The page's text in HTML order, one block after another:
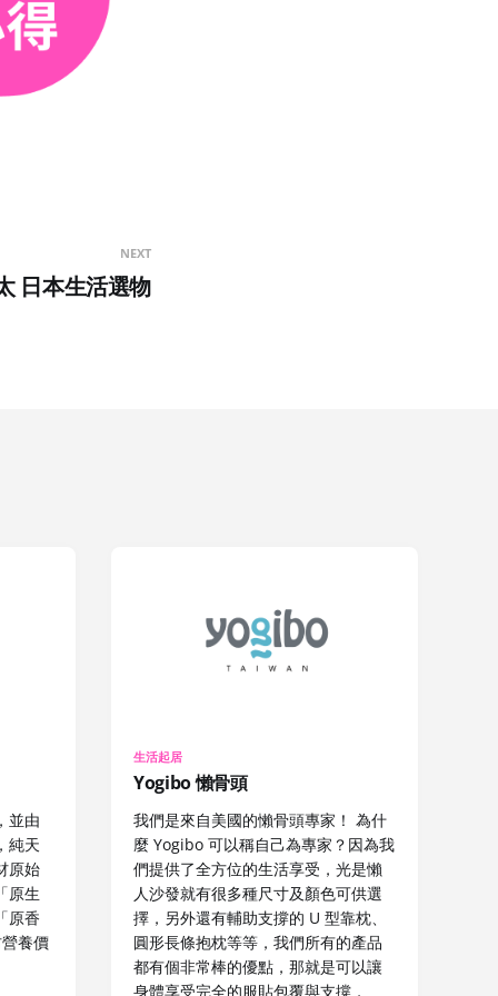
NEXT
日本生活選物
並由
純天
原始
原生
原香
養價
生活起居
Yogibo 懶骨頭
我們是來自美國的懶骨頭專家！ 為什
麼 Yogibo 可以稱自己為專家？因為我
們提供了全方位的生活享受，光是懶
人沙發就有很多種尺寸及顏色可供選
擇，另外還有輔助支撐的 U 型靠枕、
圓形長條抱枕等等，我們所有的產品
都有個非常棒的優點，那就是可以讓
身體享受完全的服貼包覆與支撐，